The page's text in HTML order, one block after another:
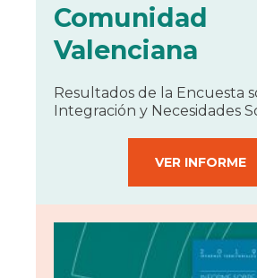
Comunidad
Valenciana
Resultados de la Encuesta
Integración y Necesidades
VER INFORME